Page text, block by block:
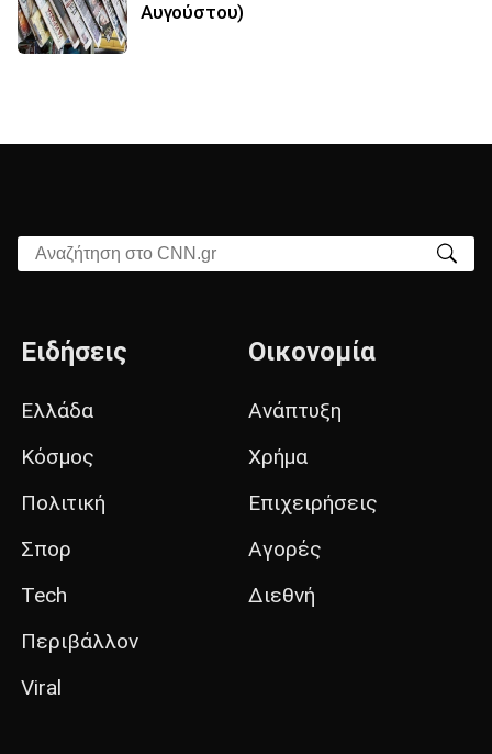
Αυγούστου)
Αναζήτηση στο CNN.gr
Ειδήσεις
Ελλάδα
Κόσμος
Πολιτική
Σπορ
Tech
Περιβάλλον
Viral
Οικονομία
Ανάπτυξη
Χρήμα
Επιχειρήσεις
Αγορές
Διεθνή